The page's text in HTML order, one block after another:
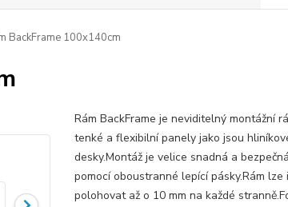
BackFrame 100x140cm
Rám BackFrame je neviditelný montážní
tenké a flexibilní panely jako jsou
desky.Montáž je velice snadná a
pomocí oboustranné lepící pásky.Rám
polohovat až o 10 mm na každé